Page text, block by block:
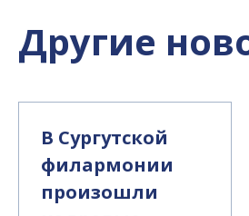
Другие
В Сургутской
филармонии
произошли